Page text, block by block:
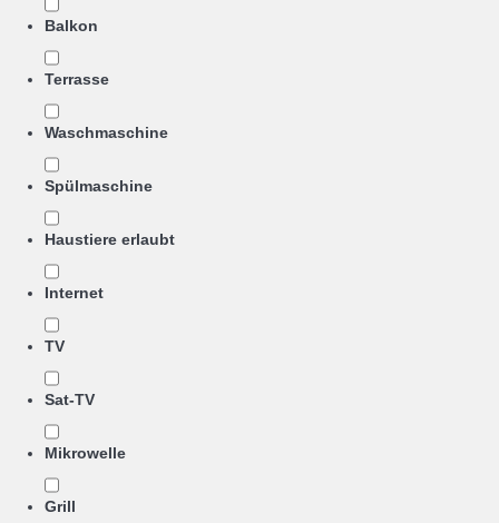
Balkon
Terrasse
Waschmaschine
Spülmaschine
Haustiere erlaubt
Internet
TV
Sat-TV
Mikrowelle
Grill